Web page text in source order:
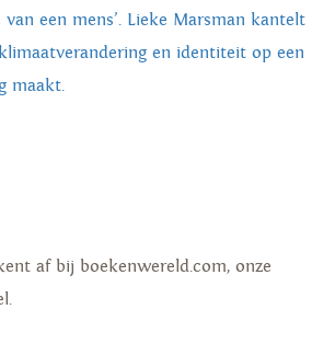
een mens’. Lieke Marsman kantelt
en identiteit op een
maakt.
af bij boekenwereld.com, onze